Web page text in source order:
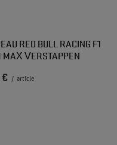
RED BULL RACING F1
MAX VERSTAPPEN
€ / article